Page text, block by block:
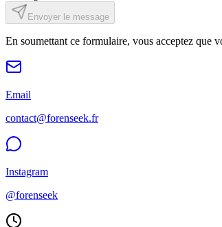
Envoyer le message
En soumettant ce formulaire, vous acceptez que
Email
contact@forenseek.fr
Instagram
@forenseek